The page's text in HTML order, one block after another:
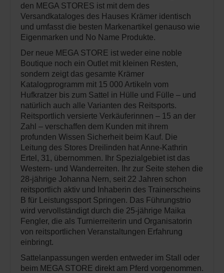
den MEGA STORES ist mit dem des
Versandkataloges des Hauses Krämer identisch
und umfasst die besten Markenartikel genauso wie
Eigenmarken und No Name Produkte.
Der neue MEGA STORE ist weder eine noble
Boutique noch ein Outlet mit kleinen Resten,
sondern zeigt das gesamte Krämer
Katalogprogramm mit 15 000 Artikeln vom
Hufkratzer bis zum Sattel in Hülle und Fülle – und
natürlich auch alle Varianten des Reitsports.
Reitsportlich versierte Verkäuferinnen – 15 an der
Zahl – verschaffen dem Kunden mit ihrem
profunden Wissen Sicherheit beim Kauf. Die
Leitung des Stores Dreilinden hat Anne-Kathrin
Ertel, 31, übernommen. Ihr Spezialgebiet ist das
Western- und Wanderreiten. Ihr zur Seite stehen die
28-jährige Johanna Nern, seit 22 Jahren schon
reitsportlich aktiv und Inhaberin des Trainerscheins
B für Leistungssport Springen. Das Führungstrio
wird vervollständigt durch die 25-jährige Maika
Fengler, die als Turnierreiterin und Organisatorin
von reitsportlichen Veranstaltungen Erfahrung
einbringt.
Sattelanpassungen werden entweder im Stall oder
beim MEGA STORE direkt am Pferd vorgenommen.